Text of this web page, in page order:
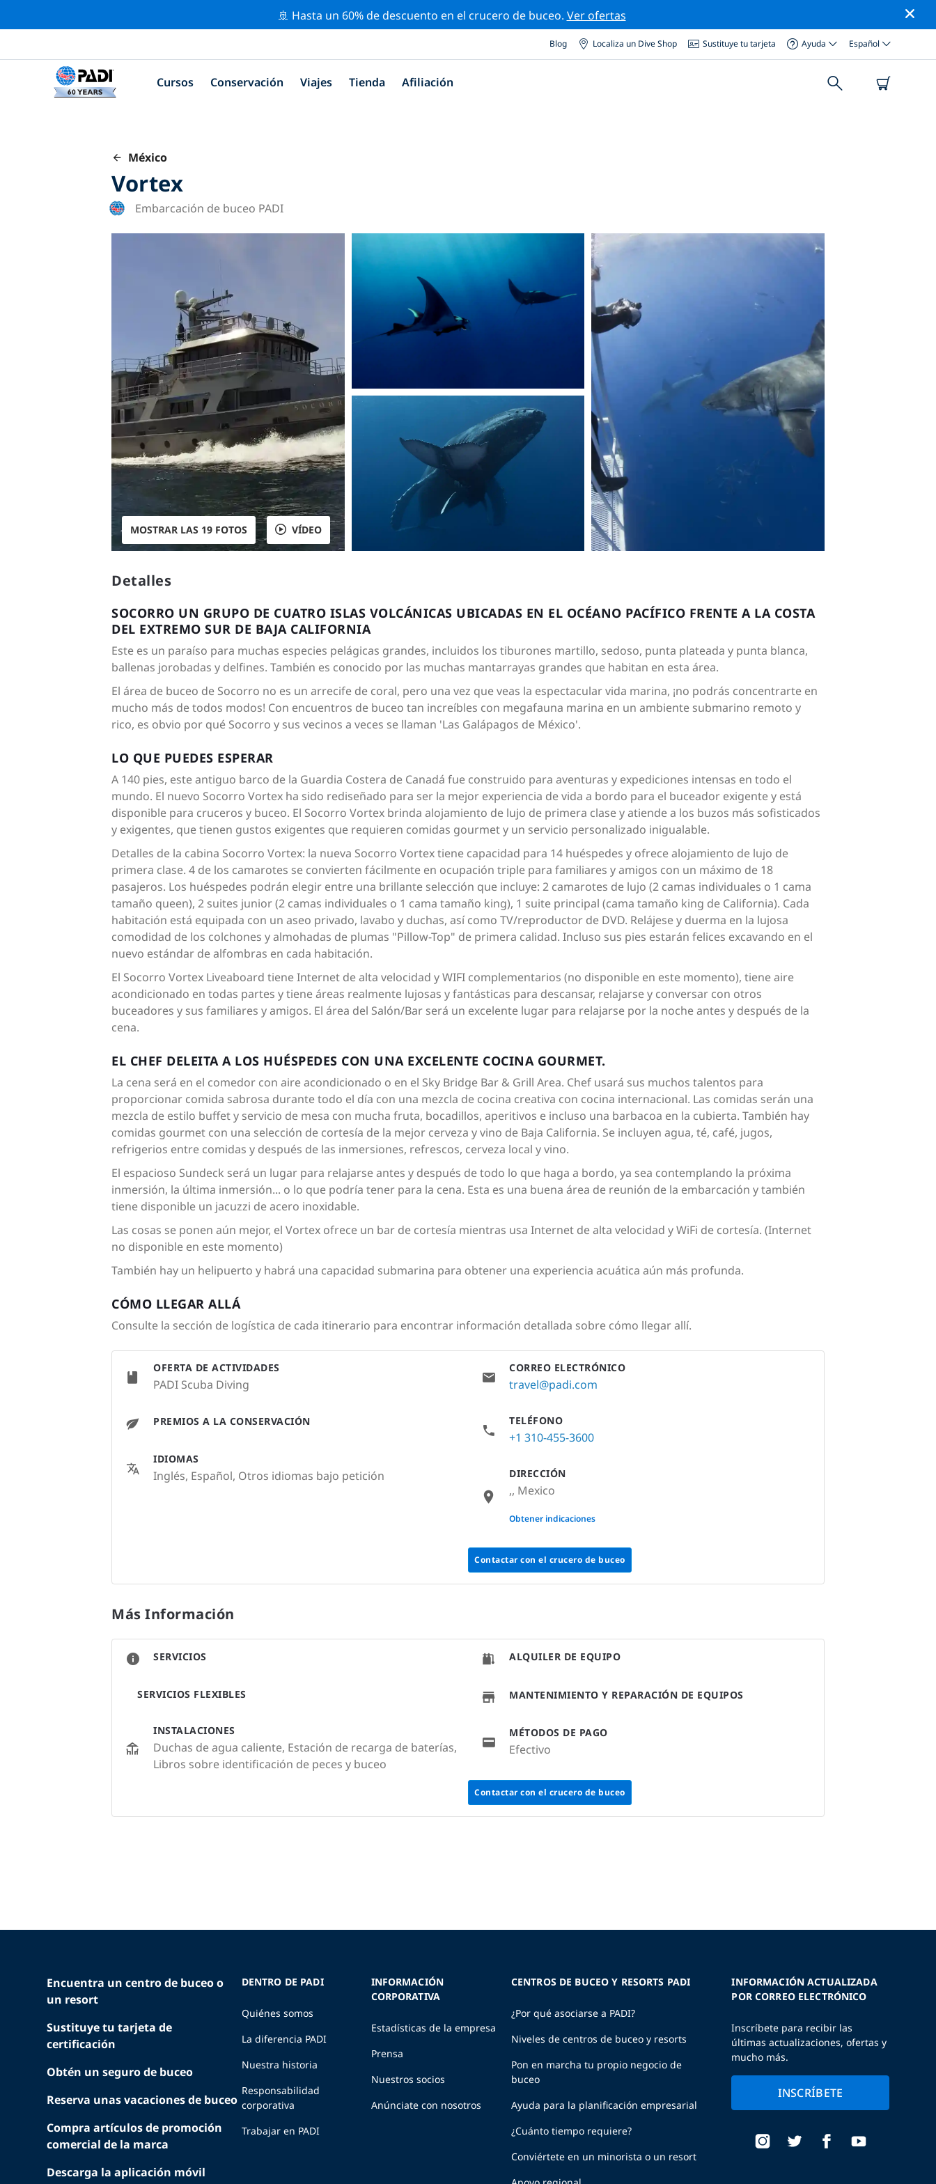
🚢 Hasta un 60% de descuento en el crucero de buceo. Ver ofertas
Blog Localiza un Dive Shop Sustituye tu tarjeta Ayuda Español
Cursos Conservación Viajes Tienda Afiliación
México
Vortex
Embarcación de buceo PADI
MOSTRAR LAS 19 FOTOS VÍDEO
Detalles
SOCORRO UN GRUPO DE CUATRO ISLAS VOLCÁNICAS UBICADAS EN EL OCÉANO PACÍFICO FRENTE A LA COSTA
DEL EXTREMO SUR DE BAJA CALIFORNIA
Este es un paraíso para muchas especies pelágicas grandes, incluidos los tiburones martillo, sedoso, punta plateada y punta blanca,
ballenas jorobadas y delfines. También es conocido por las muchas mantarrayas grandes que habitan en esta área.
El área de buceo de Socorro no es un arrecife de coral, pero una vez que veas la espectacular vida marina, ¡no podrás concentrarte en
mucho más de todos modos! Con encuentros de buceo tan increíbles con megafauna marina en un ambiente submarino remoto y
rico, es obvio por qué Socorro y sus vecinos a veces se llaman 'Las Galápagos de México'.
LO QUE PUEDES ESPERAR
A 140 pies, este antiguo barco de la Guardia Costera de Canadá fue construido para aventuras y expediciones intensas en todo el
mundo. El nuevo Socorro Vortex ha sido rediseñado para ser la mejor experiencia de vida a bordo para el buceador exigente y está
disponible para cruceros y buceo. El Socorro Vortex brinda alojamiento de lujo de primera clase y atiende a los buzos más sofisticados
y exigentes, que tienen gustos exigentes que requieren comidas gourmet y un servicio personalizado inigualable.
Detalles de la cabina Socorro Vortex: la nueva Socorro Vortex tiene capacidad para 14 huéspedes y ofrece alojamiento de lujo de
primera clase. 4 de los camarotes se convierten fácilmente en ocupación triple para familiares y amigos con un máximo de 18
pasajeros. Los huéspedes podrán elegir entre una brillante selección que incluye: 2 camarotes de lujo (2 camas individuales o 1 cama
tamaño queen), 2 suites junior (2 camas individuales o 1 cama tamaño king), 1 suite principal (cama tamaño king de California). Cada
habitación está equipada con un aseo privado, lavabo y duchas, así como TV/reproductor de DVD. Relájese y duerma en la lujosa
comodidad de los colchones y almohadas de plumas "Pillow-Top" de primera calidad. Incluso sus pies estarán felices excavando en el
nuevo estándar de alfombras en cada habitación.
El Socorro Vortex Liveaboard tiene Internet de alta velocidad y WIFI complementarios (no disponible en este momento), tiene aire
acondicionado en todas partes y tiene áreas realmente lujosas y fantásticas para descansar, relajarse y conversar con otros
buceadores y sus familiares y amigos. El área del Salón/Bar será un excelente lugar para relajarse por la noche antes y después de la
cena.
EL CHEF DELEITA A LOS HUÉSPEDES CON UNA EXCELENTE COCINA GOURMET.
La cena será en el comedor con aire acondicionado o en el Sky Bridge Bar & Grill Area. Chef usará sus muchos talentos para
proporcionar comida sabrosa durante todo el día con una mezcla de cocina creativa con cocina internacional. Las comidas serán una
mezcla de estilo buffet y servicio de mesa con mucha fruta, bocadillos, aperitivos e incluso una barbacoa en la cubierta. También hay
comidas gourmet con una selección de cortesía de la mejor cerveza y vino de Baja California. Se incluyen agua, té, café, jugos,
refrigerios entre comidas y después de las inmersiones, refrescos, cerveza local y vino.
El espacioso Sundeck será un lugar para relajarse antes y después de todo lo que haga a bordo, ya sea contemplando la próxima
inmersión, la última inmersión... o lo que podría tener para la cena. Esta es una buena área de reunión de la embarcación y también
tiene disponible un jacuzzi de acero inoxidable.
Las cosas se ponen aún mejor, el Vortex ofrece un bar de cortesía mientras usa Internet de alta velocidad y WiFi de cortesía. (Internet
no disponible en este momento)
También hay un helipuerto y habrá una capacidad submarina para obtener una experiencia acuática aún más profunda.
CÓMO LLEGAR ALLÁ
Consulte la sección de logística de cada itinerario para encontrar información detallada sobre cómo llegar allí.
OFERTA DE ACTIVIDADES
PADI Scuba Diving
PREMIOS A LA CONSERVACIÓN
IDIOMAS
Inglés, Español, Otros idiomas bajo petición
CORREO ELECTRÓNICO
travel@padi.com
TELÉFONO
+1 310-455-3600
DIRECCIÓN
,, Mexico
None
Obtener indicaciones
Contactar con el crucero de buceo
Más Información
SERVICIOS
SERVICIOS FLEXIBLES
INSTALACIONES
Duchas de agua caliente, Estación de recarga de baterías,
Libros sobre identificación de peces y buceo
ALQUILER DE EQUIPO
MANTENIMIENTO Y REPARACIÓN DE EQUIPOS
MÉTODOS DE PAGO
Efectivo
Contactar con el crucero de buceo
Encuentra un centro de buceo o
un resort
Sustituye tu tarjeta de
certificación
Obtén un seguro de buceo
Reserva unas vacaciones de buceo
Compra artículos de promoción
comercial de la marca
Descarga la aplicación móvil
DENTRO DE PADI
Quiénes somos
La diferencia PADI
Nuestra historia
Responsabilidad
corporativa
Trabajar en PADI
INFORMACIÓN
CORPORATIVA
Estadísticas de la empresa
Prensa
Nuestros socios
Anúnciate con nosotros
CENTROS DE BUCEO Y RESORTS PADI
¿Por qué asociarse a PADI?
Niveles de centros de buceo y resorts
Pon en marcha tu propio negocio de
buceo
Ayuda para la planificación empresarial
¿Cuánto tiempo requiere?
Conviértete en un minorista o un resort
INFORMACIÓN ACTUALIZADA
POR CORREO ELECTRÓNICO
Inscríbete para recibir las
últimas actualizaciones, ofertas y
mucho más.
INSCRÍBETE